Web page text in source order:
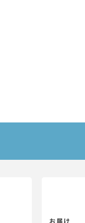
お届け